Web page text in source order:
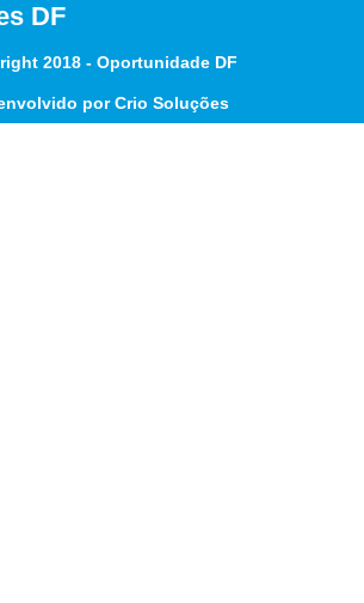
DF
2018 - Oportunidade DF
por Crio Soluções